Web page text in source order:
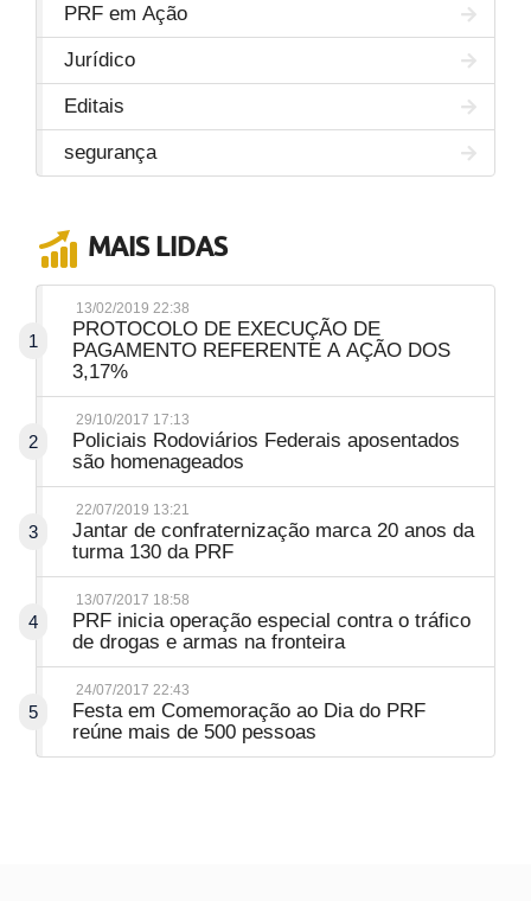
PRF em Ação
Jurídico
Editais
segurança
MAIS LIDAS
1
13/02/2019 22:38
PROTOCOLO DE EXECUÇÃO DE
PAGAMENTO REFERENTE A AÇÃO DOS
3,17%
2
29/10/2017 17:13
Policiais Rodoviários Federais aposentados
são homenageados
3
22/07/2019 13:21
Jantar de confraternização marca 20 anos da
turma 130 da PRF
4
13/07/2017 18:58
PRF inicia operação especial contra o tráfico
de drogas e armas na fronteira
5
24/07/2017 22:43
Festa em Comemoração ao Dia do PRF
reúne mais de 500 pessoas